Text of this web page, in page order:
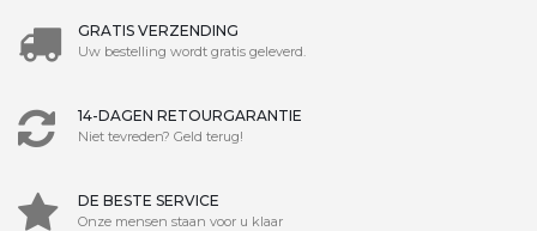
GRATIS VERZENDING
Uw bestelling wordt gratis geleverd.
14-DAGEN RETOURGARANTIE
Niet tevreden? Geld terug!
DE BESTE SERVICE
Onze mensen staan voor u klaar